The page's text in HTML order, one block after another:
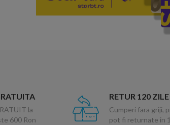
la
600 Ron
RETUR 120 ZILE
Cumperi fara griji,
pot fi returnate in